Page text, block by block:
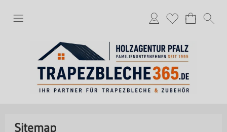
Sitemap